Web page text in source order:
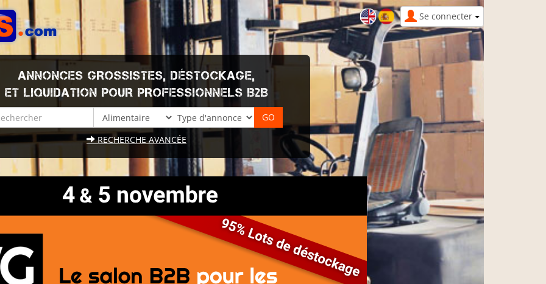
Se connecter
ANNONCES GROSSISTES, DÉSTOCKAGE,
ET LIQUIDATION POUR PROFESSIONNELS B2B
RECHERCHE AVANCÉE